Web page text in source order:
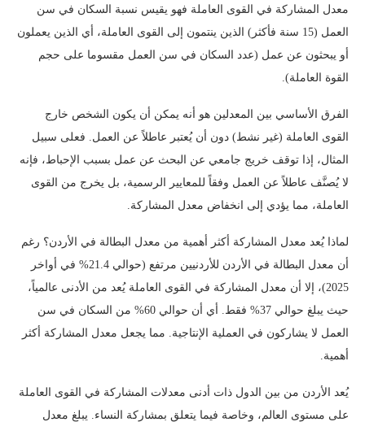
معدل المشاركة في القوى العاملة فهو يقيس نسبة السكان في سن
العمل (15 سنة فأكثر) الذين ينتمون إلى القوى العاملة، أي الذين يعملون
أو يبحثون عن عمل (عدد السكان في سن العمل مقسوما على حجم
القوة العاملة).
الفرق الأساسي بين المعدلين هو أنه يمكن أن يكون الشخص خارج
القوى العاملة (غير نشط) دون أن يُعتبر عاطلاً عن العمل. فعلى سبيل
المثال، إذا توقف خريج جامعي عن البحث عن عمل بسبب الإحباط، فإنه
لا يُصنَّف عاطلاً عن العمل وفقاً للمعايير الرسمية، بل يخرج من القوى
العاملة، مما يؤدي إلى انخفاض معدل المشاركة.
لماذا يُعد معدل المشاركة أكثر أهمية من معدل البطالة في الأردن؟ رغم
أن معدل البطالة في الأردن للأردنيين مرتفع (حوالي 21.4% في أواخر
2025)، إلا أن معدل المشاركة في القوى العاملة يُعد من الأدنى عالمياً،
حيث يبلغ حوالي 37% فقط. أي أن حوالي 60% من السكان في سن
العمل لا يشاركون في العملية الإنتاجية. مما يجعل معدل المشاركة أكثر
أهمية.
يُعد الأردن من بين الدول ذات أدنى معدلات المشاركة في القوى العاملة
على مستوى العالم، وخاصة فيما يتعلق بمشاركة النساء. يبلغ معدل